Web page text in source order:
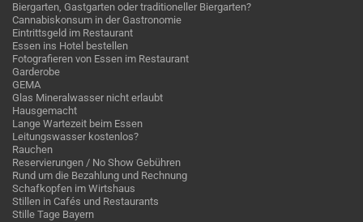
Biergarten, Gastgarten oder traditioneller Biergarten?
Cannabiskonsum in der Gastronomie
Eintrittsgeld im Restaurant
Essen ins Hotel bestellen
Fotografieren von Essen im Restaurant
Garderobe
GEMA
Glas Mineralwasser nicht erlaubt
Hausgemacht
Lange Wartezeit beim Essen
Leitungswasser kostenlos?
Rauchen
Reservierungen / No Show Gebühren
Rund um die Bezahlung und Rechnung
Schafkopfen im Wirtshaus
Stillen in Cafés und Restaurants
Stille Tage Bayern